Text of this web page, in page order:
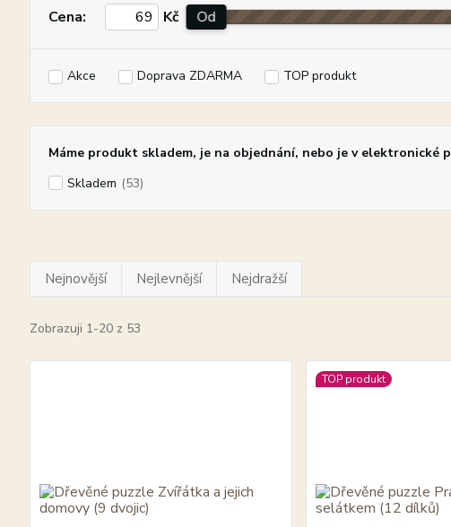
Cena: Kč Od
Akce Doprava ZDARMA TOP produkt
Máme produkt skladem, je na objednání, nebo je v elektronické
Skladem (53)
Nejnovější Nejlevnější Nejdražší
Zobrazuji 1-20 z 53
TOP produkt